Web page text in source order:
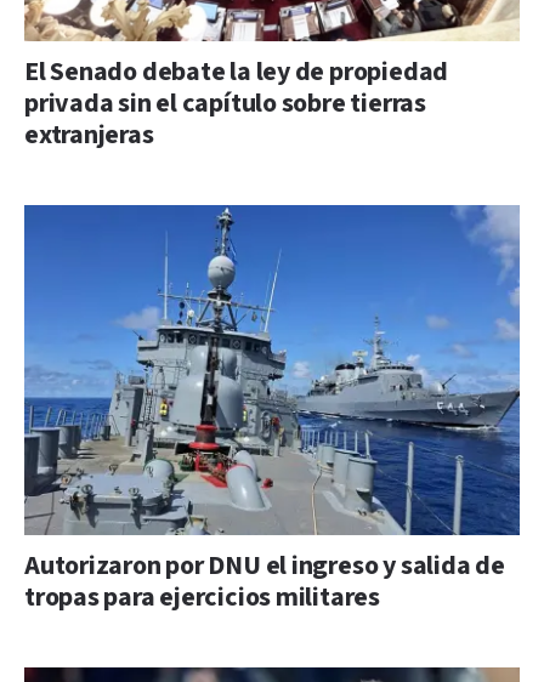
El Senado debate la ley de propiedad
privada sin el capítulo sobre tierras
extranjeras
Autorizaron por DNU el ingreso y salida de
tropas para ejercicios militares